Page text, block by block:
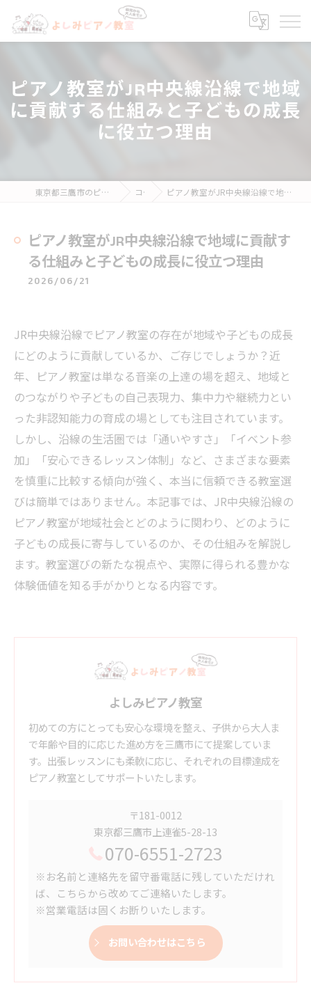
ピアノ教室がJR中央線沿線で地域
に貢献する仕組みと子どもの成長
に役立つ理由
東京都三鷹市のピアノ教室ならよしみピアノ教室 コラム ピアノ教室がJR中央線沿線で地域に貢献する仕組みと子どもの成長に役立つ理由
ピアノ教室がJR中央線沿線で地域に貢献す
る仕組みと子どもの成長に役立つ理由
2026/06/21
JR中央線沿線でピアノ教室の存在が地域や子どもの成長
にどのように貢献しているか、ご存じでしょうか？近
年、ピアノ教室は単なる音楽の上達の場を超え、地域と
のつながりや子どもの自己表現力、集中力や継続力とい
った非認知能力の育成の場としても注目されています。
しかし、沿線の生活圏では「通いやすさ」「イベント参
加」「安心できるレッスン体制」など、さまざまな要素
を慎重に比較する傾向が強く、本当に信頼できる教室選
びは簡単ではありません。本記事では、JR中央線沿線の
ピアノ教室が地域社会とどのように関わり、どのように
子どもの成長に寄与しているのか、その仕組みを解説し
ます。教室選びの新たな視点や、実際に得られる豊かな
体験価値を知る手がかりとなる内容です。
よしみピアノ教室
初めての方にとっても安心な環境を整え、子供から大人ま
で年齢や目的に応じた進め方を三鷹市にて提案していま
す。出張レッスンにも柔軟に応じ、それぞれの目標達成を
ピアノ教室としてサポートいたします。
〒181-0012
東京都三鷹市上連雀5-28-13
070-6551-2723
※お名前と連絡先を留守番電話に残していただけれ
ば、こちらから改めてご連絡いたします。
※営業電話は固くお断りいたします。
お問い合わせはこちら